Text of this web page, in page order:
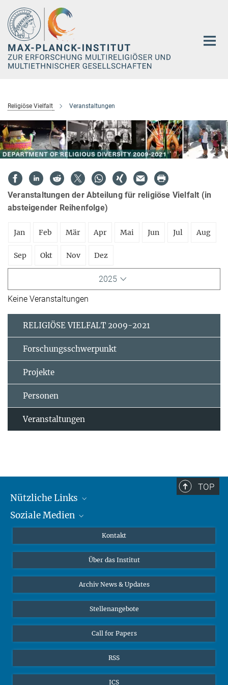
Hauptinhalt
Religiöse Vielfalt Veranstaltungen
Veranstaltungen der Abteilung für religiöse Vielfalt (in
absteigender Reihenfolge)
Jan Feb Mär Apr Mai Jun Jul Aug
Sep Okt Nov Dez
2025
Keine Veranstaltungen
RELIGIÖSE VIELFALT 2009-2021
Forschungsschwerpunkt
Projekte
Personen
Veranstaltungen
TOP
Nützliche Links
MMG Alumni Corner
Online-Vorträge
Interviews zum Thema "Diversity"
Soziale Medien
Bluesky
Kontakt
Über das Institut
Archiv News & Updates
Stellenangebote
Call for Papers
RSS
ICS